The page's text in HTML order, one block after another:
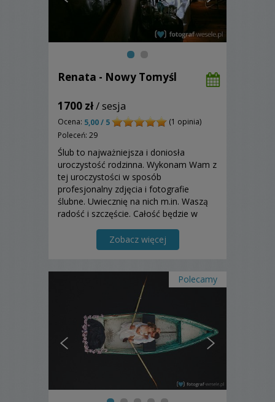
Renata - Nowy Tomyśl
1700 zł/ sesja
Ocena: 5,00 / 5
(1 opinia)
Poleceń: 29
Ślub to najważniejsza i doniosła
uroczystość rodzinna. Wykonam Wam z
tej uroczystości w sposób
profesjonalny zdjęcia i fotografie
ślubne. Uwiecznię na nich m.in. Waszą
radość i szczęście. Całość będzie w
fotoalbumu. Zapraszam do
skorzystania z mojej oferty!
Zobacz więcej
Polecamy